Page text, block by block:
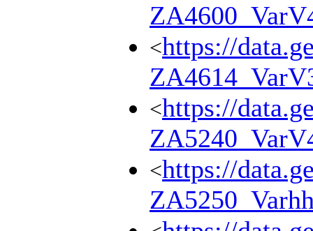
<https://
<https://
<https://